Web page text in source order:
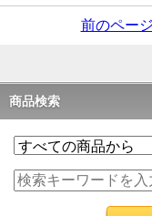
前のペー
商品検索